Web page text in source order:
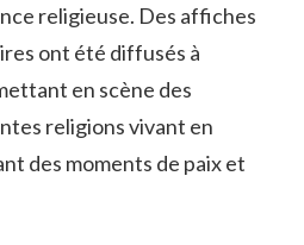
⁢religieuse. Des affiches
⁣ont été diffusés ⁣à
en scène des‌
religions vivant en
des moments de paix ‌et